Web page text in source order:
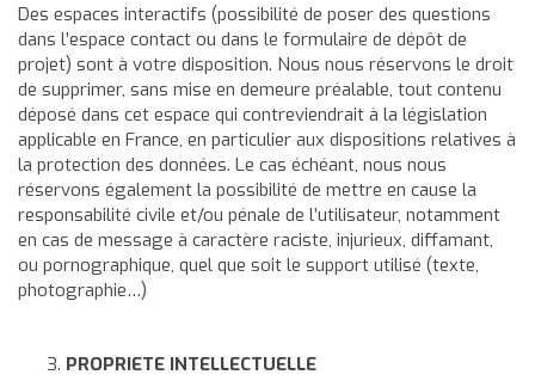
Des espaces interactifs (possibilité de poser des questions
dans l’espace contact ou dans le formulaire de dépôt de
projet) sont à votre disposition. Nous nous réservons le droit
de supprimer, sans mise en demeure préalable, tout contenu
déposé dans cet espace qui contreviendrait à la législation
applicable en France, en particulier aux dispositions relatives à
la protection des données. Le cas échéant, nous nous
réservons également la possibilité de mettre en cause la
responsabilité civile et/ou pénale de l’utilisateur, notamment
en cas de message à caractère raciste, injurieux, diffamant,
ou pornographique, quel que soit le support utilisé (texte,
photographie…)
PROPRIETE INTELLECTUELLE